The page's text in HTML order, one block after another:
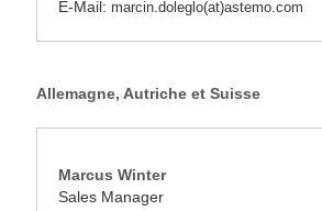
E-Mail:marcin.doleglo(at)astemo.com
Allemagne, Autriche et Suisse
Marcus Winter
Sales Manager